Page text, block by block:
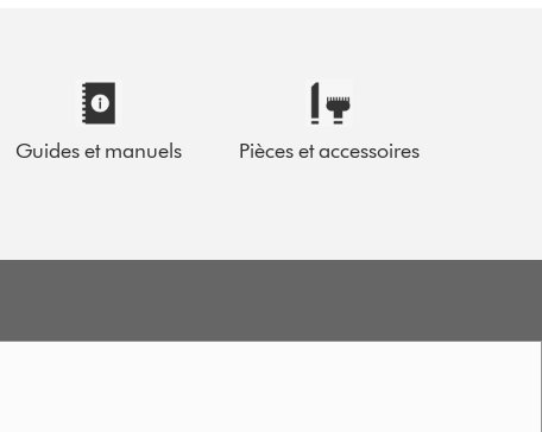
Guides et manuels Pièces et accessoires